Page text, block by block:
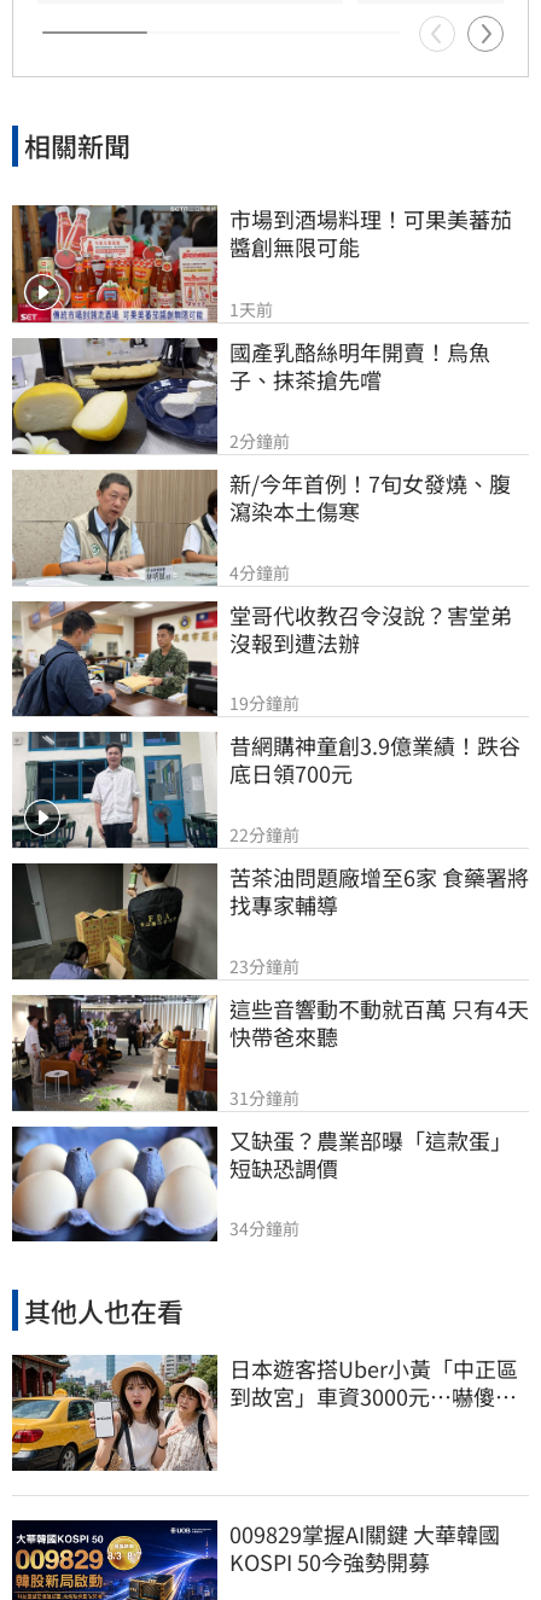
相關新聞
市場到酒場料理！可果美蕃茄
醬創無限可能
1天前
國產乳酪絲明年開賣！烏魚
子、抹茶搶先嚐
2分鐘前
新/今年首例！7旬女發燒、腹
瀉染本土傷寒
4分鐘前
堂哥代收教召令沒說？害堂弟
沒報到遭法辦
19分鐘前
昔網購神童創3.9億業績！跌谷
底日領700元
22分鐘前
苦茶油問題廠增至6家 食藥署將
找專家輔導
23分鐘前
這些音響動不動就百萬 只有4天
快帶爸來聽
31分鐘前
又缺蛋？農業部曝「這款蛋」
短缺恐調價
34分鐘前
其他人也在看
日本遊客搭Uber小黃「中正區
到故宮」車資3000元…嚇傻：
009829掌握AI關鍵 大華韓國
KOSPI 50今強勢開募